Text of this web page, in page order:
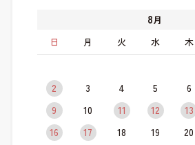
8月
日
月 火 水 木
2
3 4 5 6
9
10 11 12 13
16
17 18 19 20